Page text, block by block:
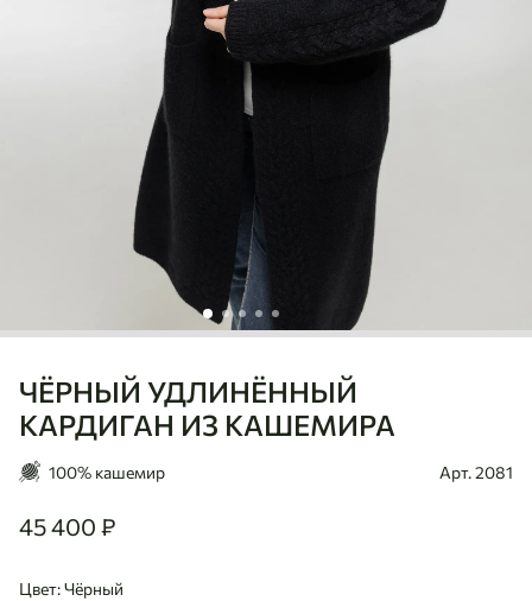
ЧЁРНЫЙ УДЛИНЁННЫЙ
КАРДИГАН ИЗ КАШЕМИРА
Ulaanbaatar
100% кашемир Арт. 2081
45400
45 400 ₽
Цвет: Чёрный